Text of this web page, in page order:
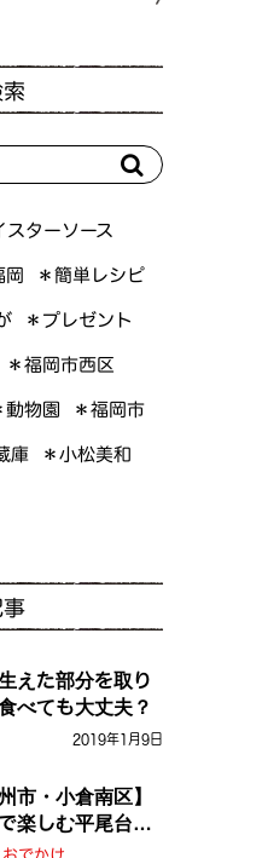
スターソース
岡 ＊簡単レシピ
＊プレゼント
＊福岡市西区
動物園 ＊福岡市
庫 ＊小松美和
事
えた部分を取り
べても大丈夫？
2019年1月9日
市・小倉南区】
楽しむ平尾台！
草原や千仏鍾乳